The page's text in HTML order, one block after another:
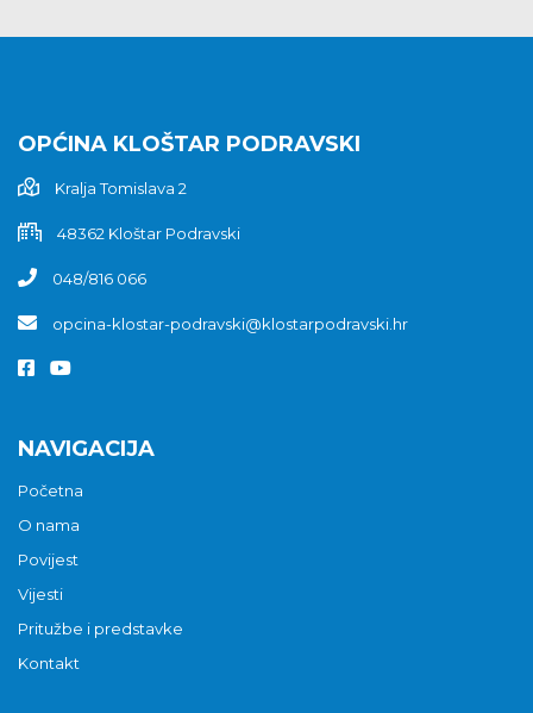
OPĆINA KLOŠTAR PODRAVSKI
Kralja Tomislava 2
48362 Kloštar Podravski
048/816 066
opcina-klostar-podravski@klostarpodravski.hr
NAVIGACIJA
Početna
O nama
Povijest
Vijesti
Pritužbe i predstavke
Kontakt